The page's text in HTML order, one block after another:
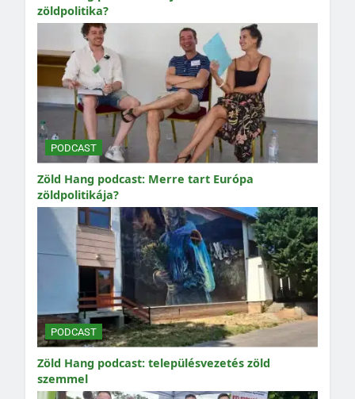
zöldpolitika?
PODCAST
Zöld Hang podcast: Merre tart Európa
zöldpolitikája?
PODCAST
Zöld Hang podcast: településvezetés zöld
szemmel